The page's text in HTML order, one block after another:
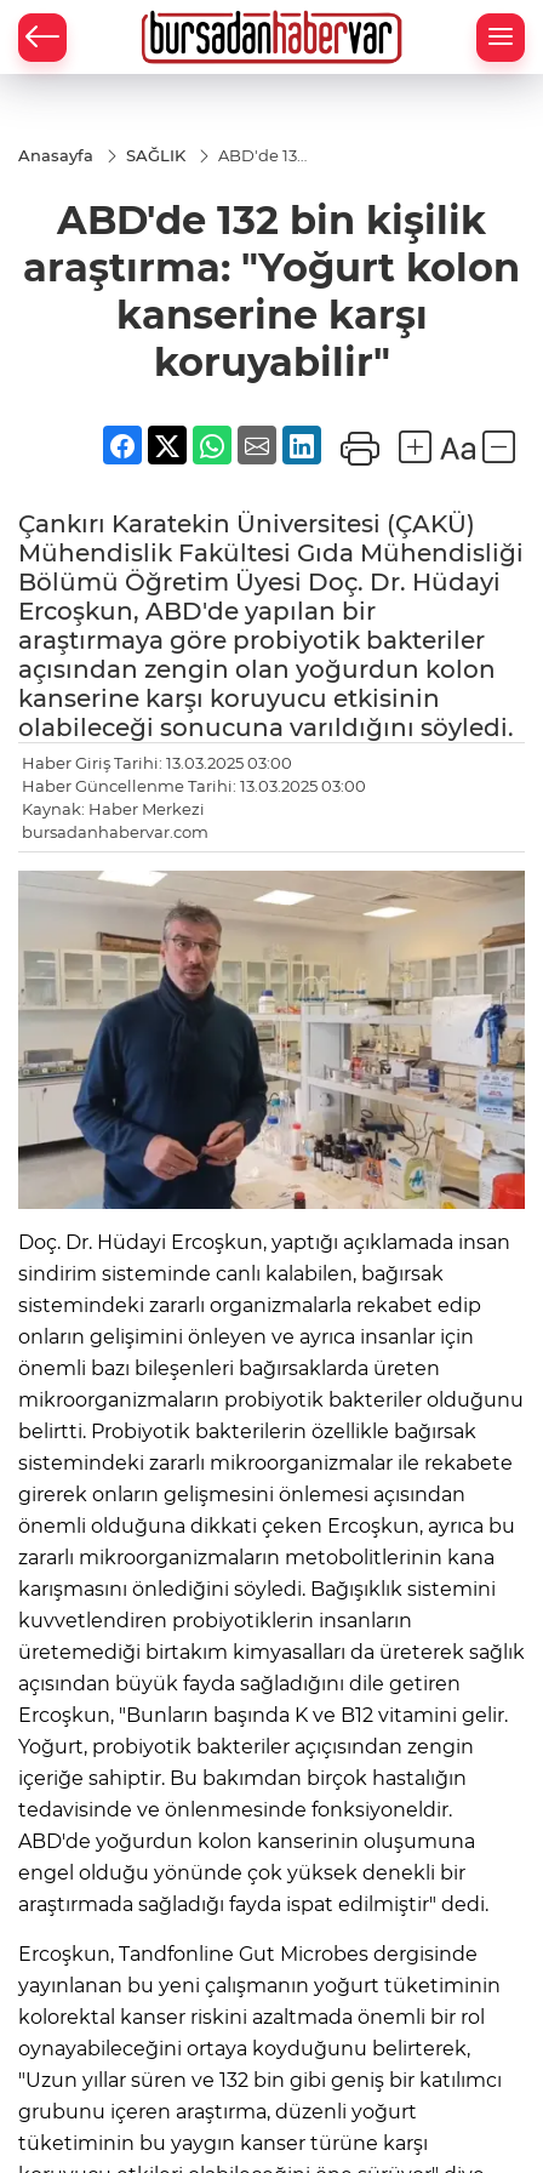
Anasayfa SAĞLIK
ABD'de 132
"Yoğurt
kolon
kanserine
karşı
ABD'de 132 bin kişilik
araştırma: "Yoğurt kolon
kanserine karşı
koruyabilir"
Çankırı Karatekin Üniversitesi (ÇAKÜ)
Mühendislik Fakültesi Gıda Mühendisliği
Bölümü Öğretim Üyesi Doç. Dr. Hüdayi
Ercoşkun, ABD'de yapılan bir
araştırmaya göre probiyotik bakteriler
açısından zengin olan yoğurdun kolon
kanserine karşı koruyucu etkisinin
olabileceği sonucuna varıldığını söyledi.
Haber Giriş Tarihi: 13.03.2025 03:00
Haber Güncellenme Tarihi: 13.03.2025 03:00
Kaynak: Haber Merkezi
bursadanhabervar.com
Doç. Dr. Hüdayi Ercoşkun, yaptığı açıklamada insan
sindirim sisteminde canlı kalabilen, bağırsak
sistemindeki zararlı organizmalarla rekabet edip
onların gelişimini önleyen ve ayrıca insanlar için
önemli bazı bileşenleri bağırsaklarda üreten
mikroorganizmaların probiyotik bakteriler olduğunu
belirtti. Probiyotik bakterilerin özellikle bağırsak
sistemindeki zararlı mikroorganizmalar ile rekabete
girerek onların gelişmesini önlemesi açısından
önemli olduğuna dikkati çeken Ercoşkun, ayrıca bu
zararlı mikroorganizmaların metobolitlerinin kana
karışmasını önlediğini söyledi. Bağışıklık sistemini
kuvvetlendiren probiyotiklerin insanların
üretemediği birtakım kimyasalları da üreterek sağlık
açısından büyük fayda sağladığını dile getiren
Ercoşkun, "Bunların başında K ve B12 vitamini gelir.
Yoğurt, probiyotik bakteriler açıçısından zengin
içeriğe sahiptir. Bu bakımdan birçok hastalığın
tedavisinde ve önlenmesinde fonksiyoneldir.
ABD'de yoğurdun kolon kanserinin oluşumuna
engel olduğu yönünde çok yüksek denekli bir
araştırmada sağladığı fayda ispat edilmiştir" dedi.
Ercoşkun, Tandfonline Gut Microbes dergisinde
yayınlanan bu yeni çalışmanın yoğurt tüketiminin
kolorektal kanser riskini azaltmada önemli bir rol
oynayabileceğini ortaya koyduğunu belirterek,
"Uzun yıllar süren ve 132 bin gibi geniş bir katılımcı
grubunu içeren araştırma, düzenli yoğurt
tüketiminin bu yaygın kanser türüne karşı